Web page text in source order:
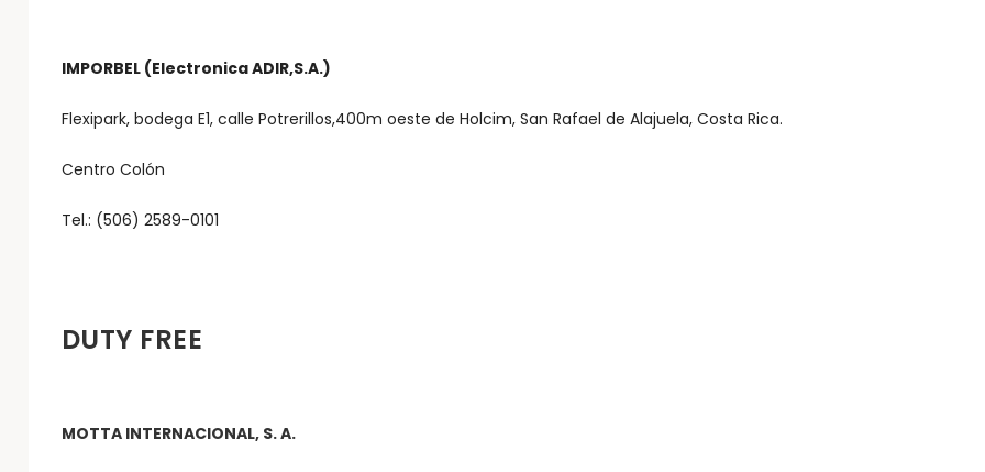
IMPORBEL (Electronica ADIR,S.A.)
Flexipark, bodega E1, calle Potrerillos,400m oeste de Holcim, San Rafael de Alajuela, Costa Rica.
Centro Colón
Tel.: (506) 2589-0101
DUTY FREE
MOTTA INTERNACIONAL, S. A.